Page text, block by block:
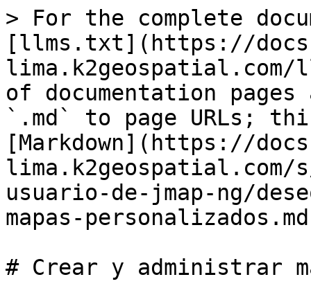
> For the complete
[llms.txt](https://
of documentation
`.md` to page URLs;
[Markdown](https://
usuario-de-jmap-ng/
mapas-
# Crear y administrar